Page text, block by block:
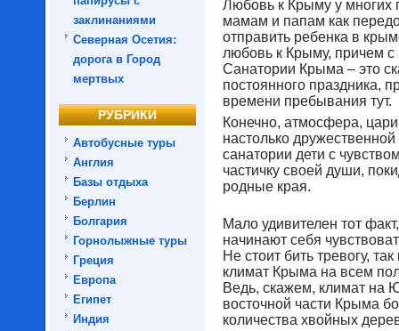
заклинаниями
Северная Осетия:
дорога в Город
мертвых
РУБРИКИ
Автобусные туры
Англия
Базы отдыха
Берлин
Болгария
Горнолыжные туры
Греция
Европа
Египет
Индия
Любовь к Крыму у многих
мамам и папам как
отправить ребенка в
любовь к Крыму, причем с
Санатории Крыма – это
постоянного праздника,
времени пребывания тут.
Конечно, атмосфера,
настолько
санатории дети с
частичку своей души,
родные края.
Мало удивителен тот
начинают себя
Не стоит бить тревогу,
климат Крыма на всем
Ведь, скажем, климат на
восточной части Крыма
количества хвойных